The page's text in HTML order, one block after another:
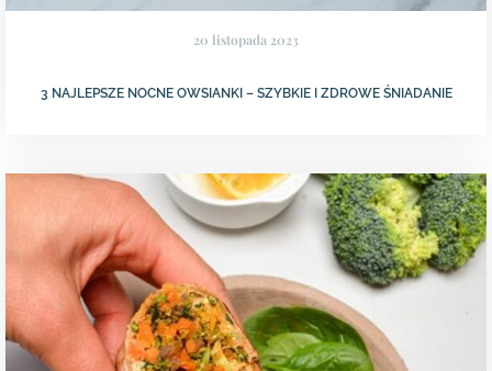
20 listopada 2023
3 NAJLEPSZE NOCNE OWSIANKI – SZYBKIE I ZDROWE ŚNIADANIE